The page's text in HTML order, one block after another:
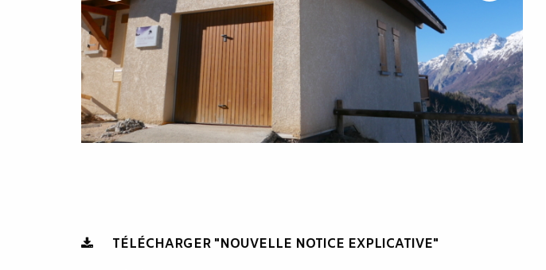
TÉLÉCHARGER "NOUVELLE NOTICE EXPLICATIVE"